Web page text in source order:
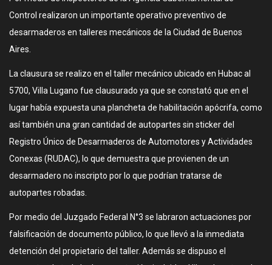
Control realizaron un importante operativo preventivo de
desarmaderos en talleres mecánicos de la Ciudad de Buenos
Aires.
La clausura se realizo en el taller mecánico ubicado en Hubac al
5700, Villa Lugano fue clausurado ya que se constató que en el
lugar había expuesta una plancheta de habilitación apócrifa, como
así también una gran cantidad de autopartes sin sticker del
Registro Único de Desarmaderos de Automotores y Actividades
Conexas (RUDAC), lo que demuestra que provienen de un
desarmadero no inscripto por lo que podrían tratarse de
autopartes robadas.
Por medio del Juzgado Federal N°3 se labraron actuaciones por
falsificación de documento público, lo que llevó a la inmediata
detención del propietario del taller. Además se dispuso el